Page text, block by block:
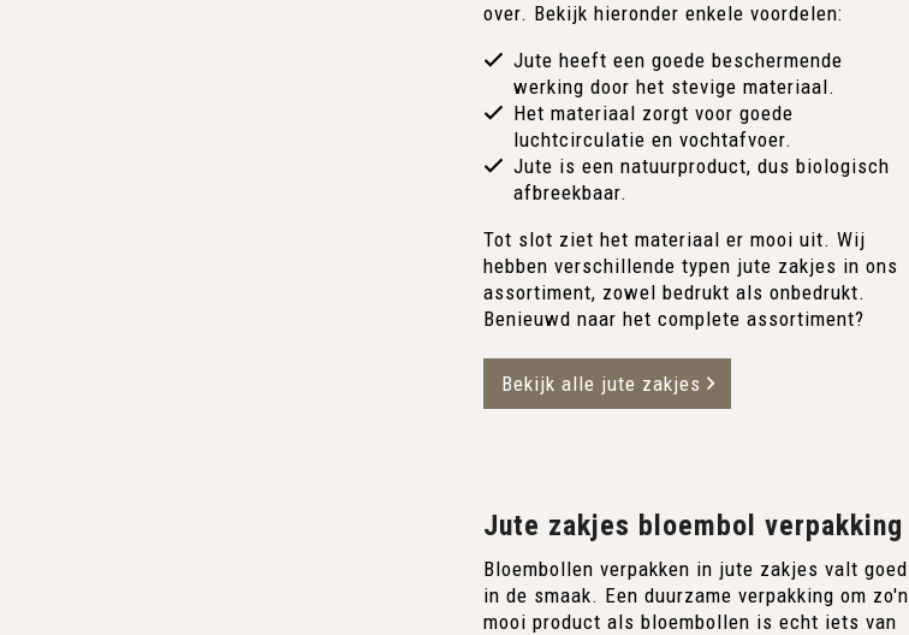
over. Bekijk hieronder enkele voordelen:
Jute heeft een goede beschermende
werking door het stevige materiaal.
Het materiaal zorgt voor goede
luchtcirculatie en vochtafvoer.
Jute is een natuurproduct, dus biologisch
afbreekbaar.
Tot slot ziet het materiaal er mooi uit. Wij
hebben verschillende typen jute zakjes in ons
assortiment, zowel bedrukt als onbedrukt.
Benieuwd naar het complete assortiment?
Bekijk alle jute zakjes
Jute zakjes bloembol verpakking
Bloembollen verpakken in jute zakjes valt goed
in de smaak. Een duurzame verpakking om zo'n
mooi product als bloembollen is echt iets van